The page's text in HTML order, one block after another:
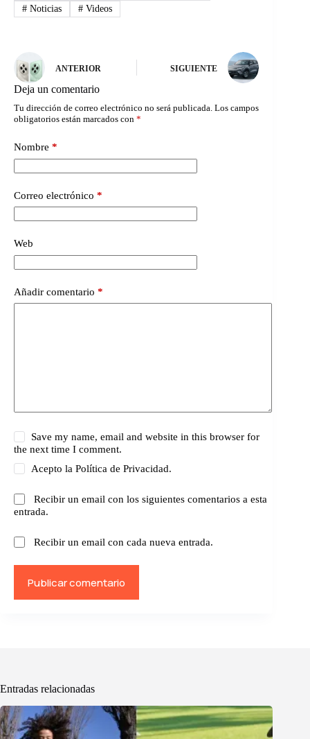
#Noticias #Videos
ANTERIOR SIGUIENTE
Deja un comentario
Tu dirección de correo electrónico no será publicada. Los campos
obligatorios están marcados con *
Nombre *
Correo electrónico *
Web
Añadir comentario *
Save my name, email and website in this browser for
the next time I comment.
Acepto laPolítica de Privacidad.
Recibir un email con los siguientes comentarios a esta
entrada.
Recibir un email con cada nueva entrada.
Publicar comentario
Entradas relacionadas